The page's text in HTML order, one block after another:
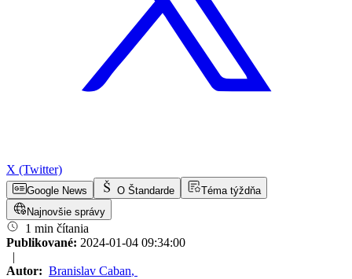
X (Twitter)
Google News O Štandarde
Téma týždňa
Najnovšie správy
1 min čítania
Publikované: 2024-01-04 09:34:00
|
Autor: Branislav Caban,